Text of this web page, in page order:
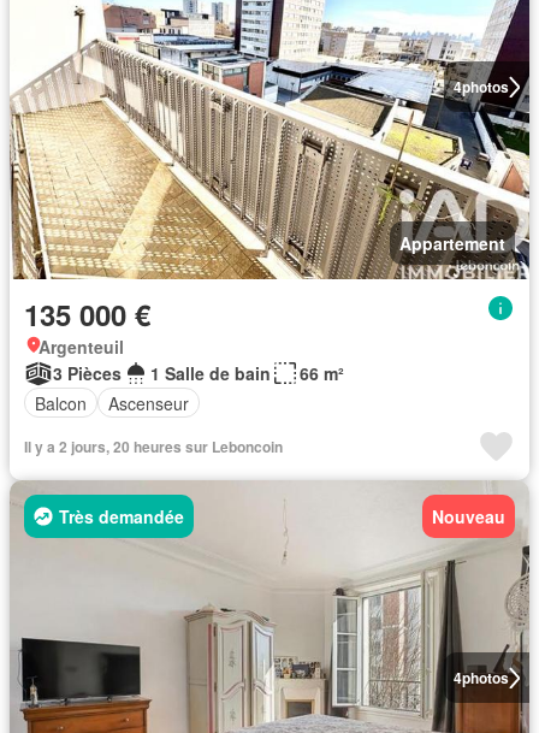
4photos
Appartement
135 000 €
Argenteuil
3 Pièces
1 Salle de bain
66 m²
Balcon
Ascenseur
Il y a 2 jours, 20 heures sur Leboncoin
4photos
Très demandée Nouveau